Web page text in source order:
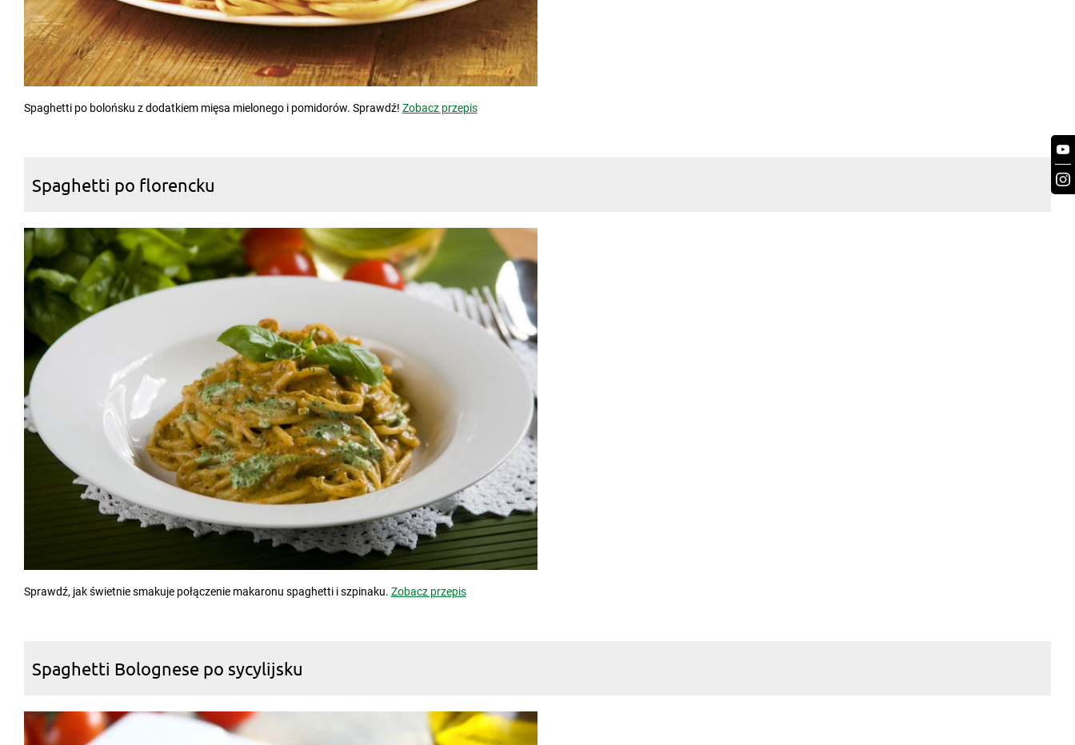
Spaghetti po bolońsku z dodatkiem mięsa mielonego i pomidorów. Sprawdź! Zobacz przepis
Spaghetti po florencku
Sprawdź, jak świetnie smakuje połączenie makaronu spaghetti i szpinaku. Zobacz przepis
Spaghetti Bolognese po sycylijsku